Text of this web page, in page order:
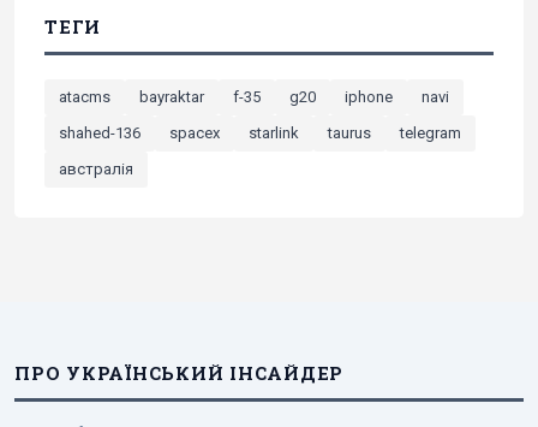
ТЕГИ
atacms bayraktar f-35 g20 iphone
navi
shahed-136
spacex starlink taurus
telegram
австралія
ПРО УКРАЇНСЬКИЙ ІНСАЙДЕР